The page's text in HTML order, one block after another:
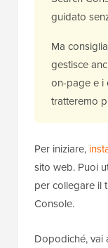
guidato
Ma
gestisce
on-page e i
tratteremo
Per iniziare,
sito web. Puoi
per collegare il
Console.
Dopodiché, vai